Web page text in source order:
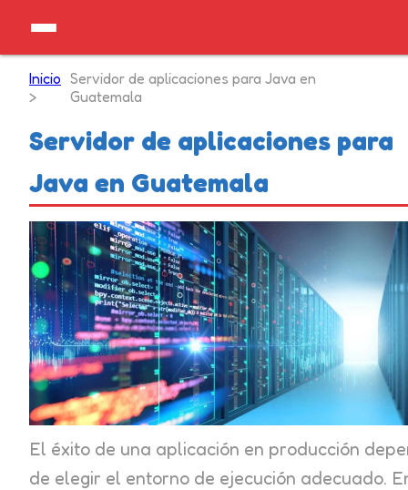
Inicio
>
Servidor de aplicaciones para Java en
Guatemala
Servidor de aplicaciones para
Java en Guatemala
El éxito de una aplicación en producción
de elegir el entorno de ejecución adecuado.